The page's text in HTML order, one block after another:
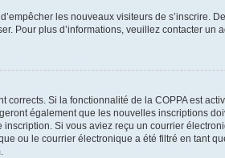
les nouveaux visiteurs de s’inscrire.
Pour plus d’informations, veuillez contacter un
Si la fonctionnalité de la COPPA est
également que les nouvelles inscriptions
Si vous aviez reçu un courrier
ou le courrier électronique a été filtré en tant